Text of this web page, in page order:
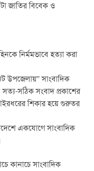
জাতির বিবেক ও
নির্মমভাবে হত্যা করা
উপজেলায়” সাংবাদিক
সত্য-সঠিক সংবাদ প্রকাশের
শিকার হয়ে গুরুতর
একযোগে সাংবাদিক
কানাচে সাংবাদিক